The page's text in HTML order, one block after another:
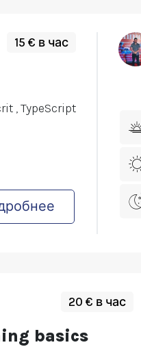
15 € в час
, TypeScript
20 € в час
basics